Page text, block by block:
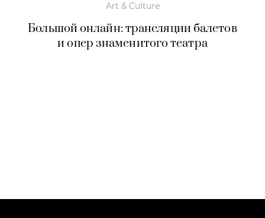
Art & Culture
Большой онлайн: трансляции балетов
и опер знаменитого театра